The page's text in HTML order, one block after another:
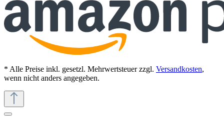
* Alle Preise inkl. gesetzl. Mehrwertsteuer zzgl. Versandkosten,
wenn nicht anders angegeben.